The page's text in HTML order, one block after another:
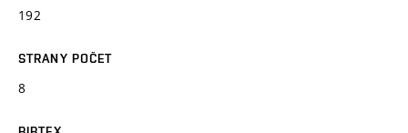
192
STRANY POČET
8